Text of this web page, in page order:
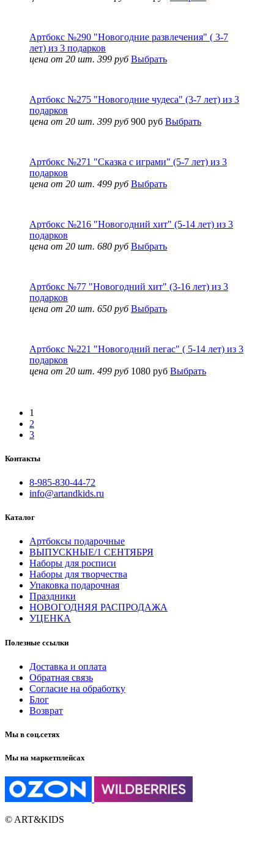
Артбокс №290 "Новогодние развлечения" ( 3-7
лет) из 3 подарков
цена от 20 шт. 399 руб Выбрать
Артбокс №275 "Новогодние чудеса" (3-7 лет) из 3
подарков
цена от 20 шт. 399 руб 900 руб Выбрать
Артбокс №271 "Сказка с играми" (5-7 лет) из 3
подарков
цена от 20 шт. 499 руб Выбрать
Артбокс №216 "Новогодний хит" (5-14 лет) из 3
подарков
цена от 20 шт. 680 руб Выбрать
Артбокс №77 "Новогодний хит" (3-16 лет) из 3
подарков
цена от 20 шт. 650 руб Выбрать
Артбокс №221 "Новогодний пегас" ( 5-14 лет) из 3
подарков
цена от 20 шт. 499 руб 1080 руб Выбрать
1
2
3
Контакты
8-985-830-44-72
info@artandkids.ru
Каталог
Артбоксы подарочные
ВЫПУСКНЫЕ/1 СЕНТЯБРЯ
Наборы для росписи
Наборы для творчества
Упаковка подарочная
Праздники
НОВОГОДНЯЯ РАСПРОДАЖА
УЦЕНКА
Полезные ссылки
Доставка и оплата
Обратная связь
Согласие на обработку
Блог
Возврат
Мы в соц.сетях
Мы на маркетплейсах
© ART&KIDS